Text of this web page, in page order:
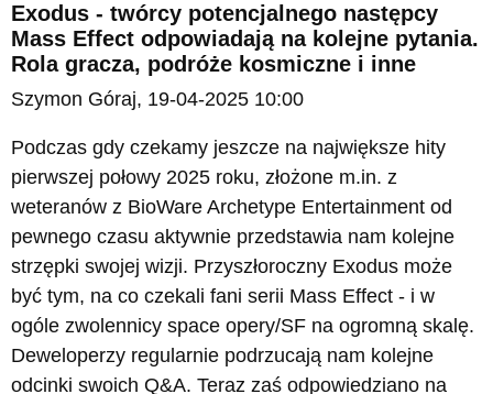
Exodus - twórcy potencjalnego następcy
Mass Effect odpowiadają na kolejne pytania.
Rola gracza, podróże kosmiczne i inne
Szymon Góraj, 19-04-2025 10:00
Podczas gdy czekamy jeszcze na największe hity
pierwszej połowy 2025 roku, złożone m.in. z
weteranów z BioWare Archetype Entertainment od
pewnego czasu aktywnie przedstawia nam kolejne
strzępki swojej wizji. Przyszłoroczny Exodus może
być tym, na co czekali fani serii Mass Effect - i w
ogóle zwolennicy space opery/SF na ogromną skalę.
Deweloperzy regularnie podrzucają nam kolejne
odcinki swoich Q&A. Teraz zaś odpowiedziano na